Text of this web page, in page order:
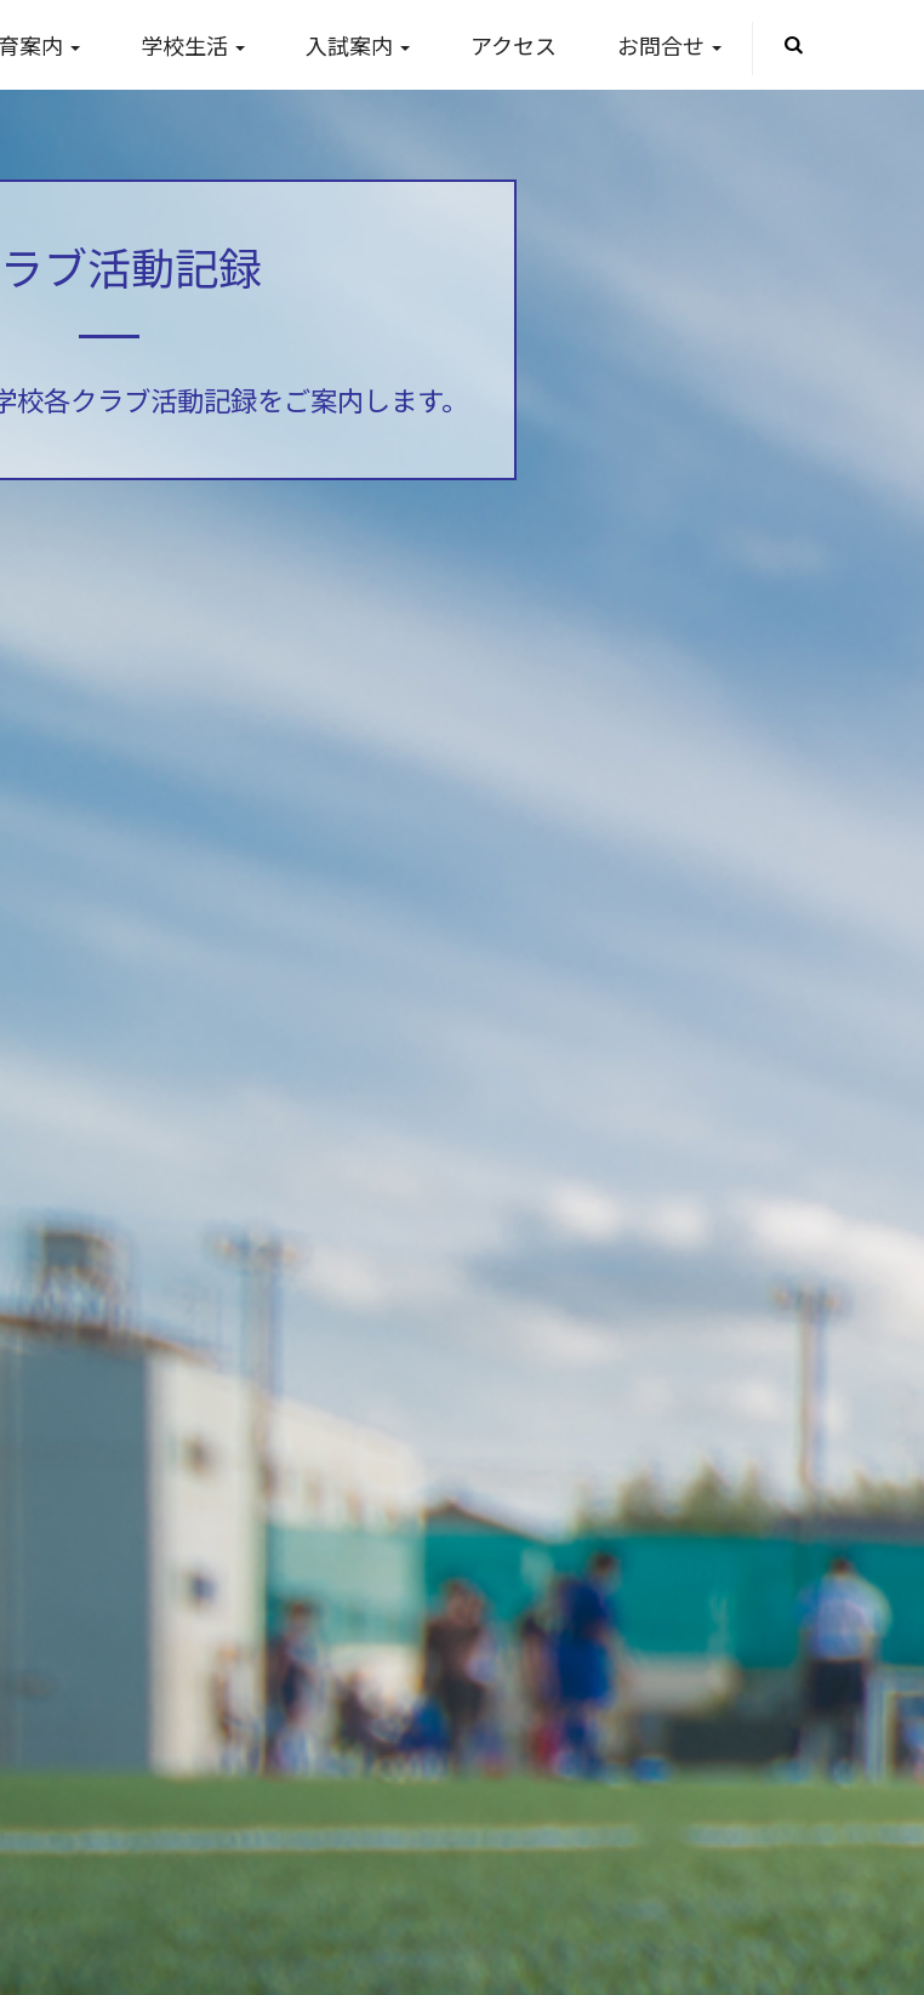
案内 学校生活 入試案内 アクセス お問合せ
ブ活動記録
各クラブ活動記録をご案内します。